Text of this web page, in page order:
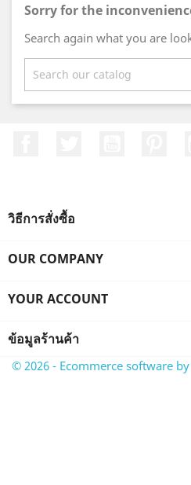
Sorry for the
Search again what you are
วิธีการสั่งซื้อ
OUR COMPANY
YOUR ACCOUNT
ข้อมูลร้านค้า
© 2026 - Ecommerce software